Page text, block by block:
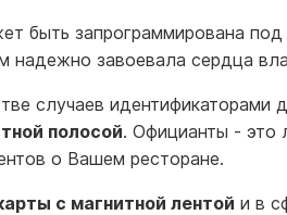
быть запрограммирована
надежно завоевала сердца
случаев идентификаторами
полосой. Официанты - это
о Вашем ресторане.
с магнитной лентой и в